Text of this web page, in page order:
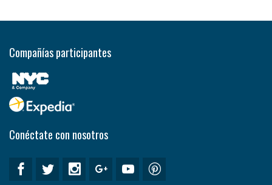
Compañías participantes
Conéctate con nosotros